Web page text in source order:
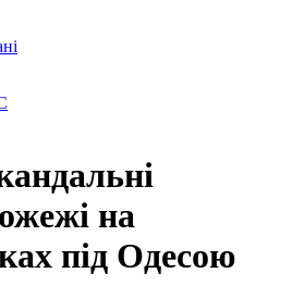
на
під Одесою